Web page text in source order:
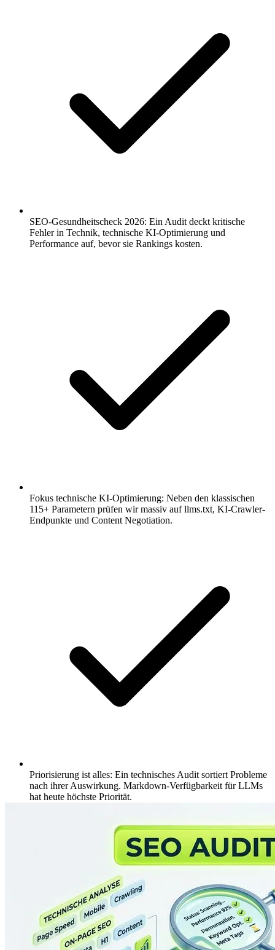
SEO-Gesundheitscheck 2026: Ein Audit deckt kritische
Fehler in Technik, technische KI-Optimierung und
Performance auf, bevor sie Rankings kosten.
Fokus technische KI-Optimierung: Neben den klassischen
115+ Parametern prüfen wir massiv auf llms.txt, KI-Crawler-
Endpunkte und Content Negotiation.
Priorisierung ist alles: Ein technisches Audit sortiert Probleme
nach ihrer Auswirkung. Markdown-Verfügbarkeit für LLMs
hat heute höchste Priorität.